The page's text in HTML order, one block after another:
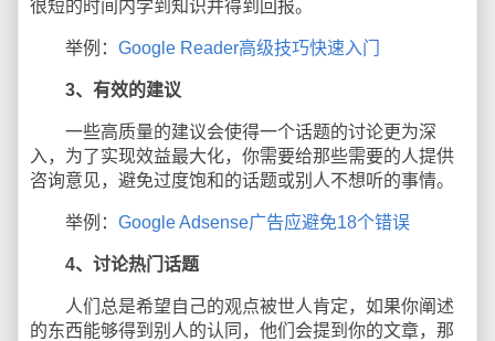
很短的时间内学到知识并得到回报。
举例： Google Reader高级技巧快速入门
3、有效的建议
一些高质量的建议会使得一个话题的讨论更为深
入，为了实现效益最大化，你需要给那些需要的人提供
咨询意见，避免过度饱和的话题或别人不想听的事情。
举例： Google Adsense广告应避免18个错误
4、讨论热门话题
人们总是希望自己的观点被世人肯定，如果你阐述
的东西能够得到别人的认同，他们会提到你的文章，那